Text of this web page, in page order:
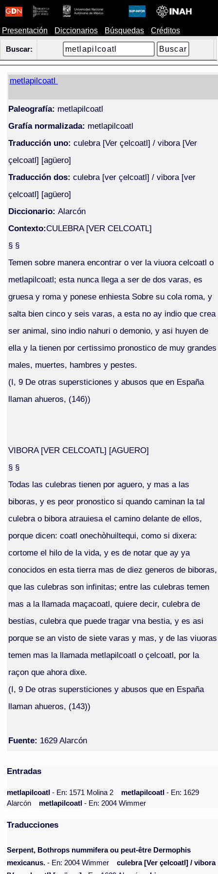
Presentación Diccionarios Búsquedas Créditos
Buscar:
metlapilcoatl
Paleografía: metlapilcoatl
Grafía normalizada: metlapilcoatl
Traducción uno: culebra [Ver çelcoatl] / vibora [Ver
çelcoatl] [agüero]
Traducción dos: culebra [ver çelcoatl] / vibora [ver
çelcoatl] [agüero]
Diccionario: Alarcón
Contexto:CULEBRA [VER CELCOATL]
§ §
Temen sobre manera encontrar o ver la viuora celcoatl o
metlapilcoatl; esta nunca llega a ser de dos varas, es
gruesa y roma y ponese enhiesta Sobre su cola roma, y
salta bien cinco y seis varas, a esta no ay indio que crea
ser animal, sino indio nahuri o demonio, y asi huyen de
ella y la tienen por certissimo pronostico de muy grandes
males, muertes, hambres y pestes.
(I, 9 De otras supersticiones y abusos que en España
llaman ahueros, (146))
VIBORA [VER CELCOATL] [AGUERO]
§ §
Todas las culebras tienen por aguero, y mas a las
biboras, y es peor pronostico si quando caminan la tal
culebra o bibora atrauiesa el camino delante de ellos,
porque dicen: coatl onechòhuiltequi, como si dixera:
cortome el hilo de la vida, y es de notar que ay ya
conocidos en esta tierra mas de diez generos de biboras,
que las culebras son infinitas; entre las culebras temen
mas a la llamada maçacoatl, quiere decir, culebra de
bestias, culebra que puede tragar vna bestia, y es asi
porque se an visto de siete varas y mas, y de las viuoras
temen mas la llamada metlapilcoatl o çelcoatl, por la
raçon que ahora dixe.
(I, 9 De otras supersticiones y abusos que en España
llaman ahueros, (143))
Fuente: 1629 Alarcón
Entradas
metlapilcoatl- En: 1571 Molina 2 metlapilcoatl- En: 1629
Alarcón
metlapilcoatl- En: 2004 Wimmer
Traducciones
Serpent, Bothrops nummifera ou peut-être Dermophis
mexicanus. - En: 2004 Wimmer
culebra [Ver çelcoatl] / vibora